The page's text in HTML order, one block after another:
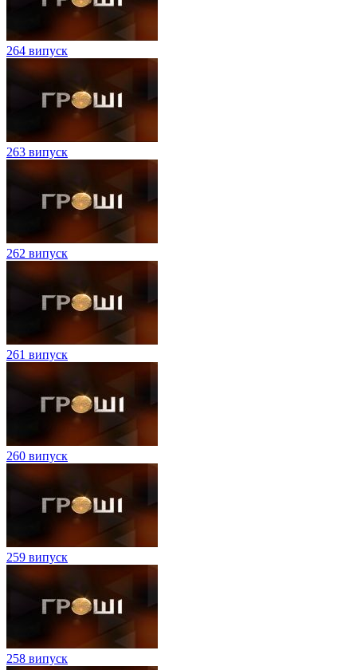
264 випуск
263 випуск
262 випуск
261 випуск
260 випуск
259 випуск
258 випуск